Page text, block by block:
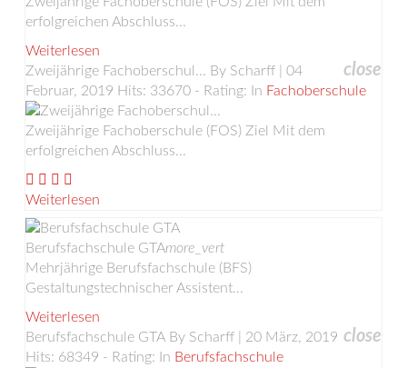
erfolgreichen Abschluss...
Weiterlesen
Zweijährige Fachoberschul...
close
By Scharff | 04
Februar, 2019 Hits: 33670 - Rating: In Fachoberschule
Zweijährige Fachoberschule (FOS) Ziel Mit dem
erfolgreichen Abschluss...
Weiterlesen
Berufsfachschule GTAmore_vert
Mehrjährige Berufsfachschule (BFS)
Gestaltungstechnischer Assistent...
Weiterlesen
Berufsfachschule GTA
close
By Scharff | 20 März, 2019
Hits: 68349 - Rating:
In Berufsfachschule